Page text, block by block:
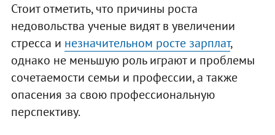
Стоит отметить, что причины роста
недовольства ученые видят в увеличении
стресса и незначительном росте зарплат,
однако не меньшую роль играют и проблемы
сочетаемости семьи и профессии, а также
опасения за свою профессиональную
перспективу.